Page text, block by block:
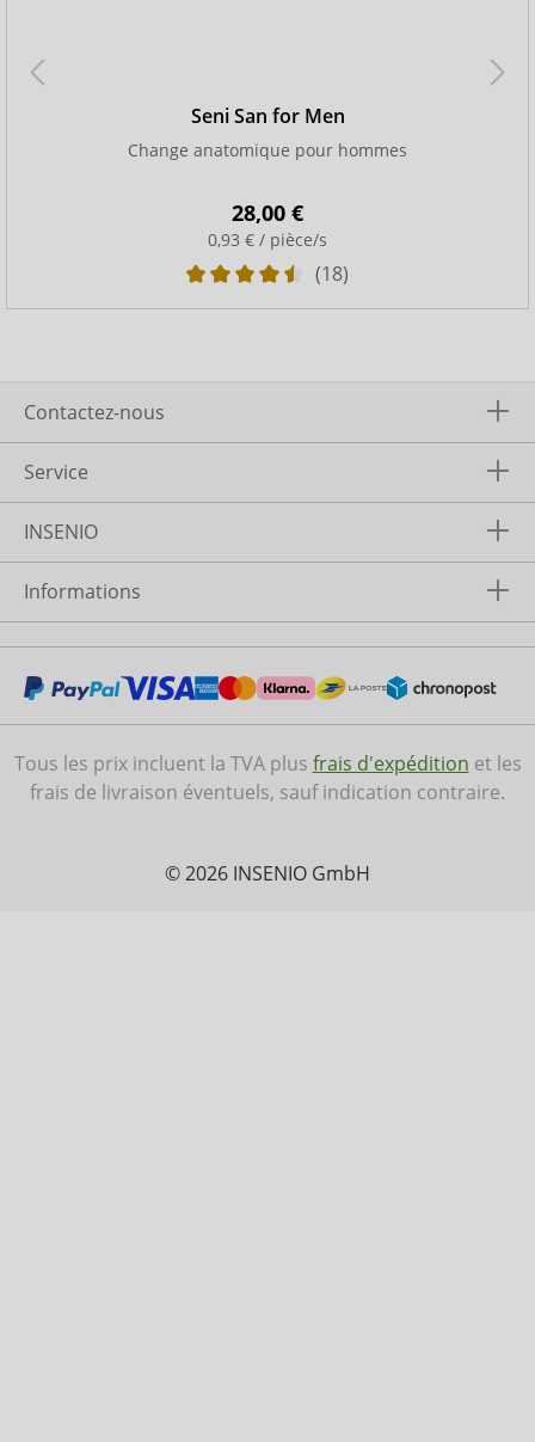
Seni San for Men
Change anatomique pour hommes
28,00 €
0,93 € / pièce/s
(18)
Contactez-nous
Service
INSENIO
Informations
Tous les prix incluent la TVA plus frais d'expédition et les
frais de livraison éventuels, sauf indication contraire.
© 2026 INSENIO GmbH